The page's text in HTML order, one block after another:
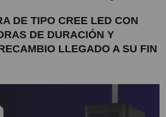
DE TIPO CREE LED CON
DE DURACIÓN Y
LLEGADO A SU FIN